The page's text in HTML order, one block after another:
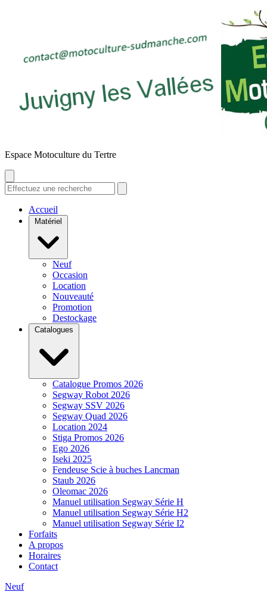
Espace Motoculture du Tertre
Accueil
Matériel
Neuf
Occasion
Location
Nouveauté
Promotion
Destockage
Catalogues
Catalogue Promos 2026
Segway Robot 2026
Segway SSV 2026
Segway Quad 2026
Location 2024
Stiga Promos 2026
Ego 2026
Iseki 2025
Fendeuse Scie à buches Lancman
Staub 2026
Oleomac 2026
Manuel utilisation Segway Série H
Manuel utilisation Segway Série H2
Manuel utilisation Segway Série I2
Forfaits
A propos
Horaires
Contact
Neuf